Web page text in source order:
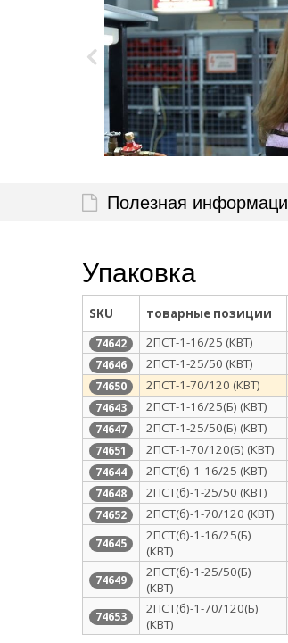
Полезная
Упаковка
SKU товарные позиции
74642 2ПСТ-1-16/25 (КВТ)
74646 2ПСТ-1-25/50 (КВТ)
74650 2ПСТ-1-70/120 (КВТ)
74643 2ПСТ-1-16/25(Б) (КВТ)
74647 2ПСТ-1-25/50(Б) (КВТ)
74651 2ПСТ-1-70/120(Б) (КВТ)
74644 2ПСТ(б)-1-16/25 (КВТ)
74648 2ПСТ(б)-1-25/50 (КВТ)
74652 2ПСТ(б)-1-70/120 (КВТ)
74645
2ПСТ(б)-1-16/25(Б)
(КВТ)
74649
2ПСТ(б)-1-25/50(Б)
(КВТ)
74653
2ПСТ(б)-1-70/120(Б)
(КВТ)